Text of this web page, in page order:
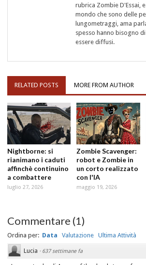
rubrica Zombie D'Essai,
mondo che sono delle
lungometraggi, ama
spesso hanno bisogno
essere diffusi.
RELATED POSTS MORE FROM AUTHOR
Nightborne: si
rianimano i caduti
affinchè continuino
a combattere
luglio 27, 2026
Zombie Scavenger:
robot e Zombie in
un corto realizzato
con l'IA
maggio 19, 2026
Commentare (1)
Ordina per: Data Valutazione Ultima Attività
Lucia · 637 settimane fa